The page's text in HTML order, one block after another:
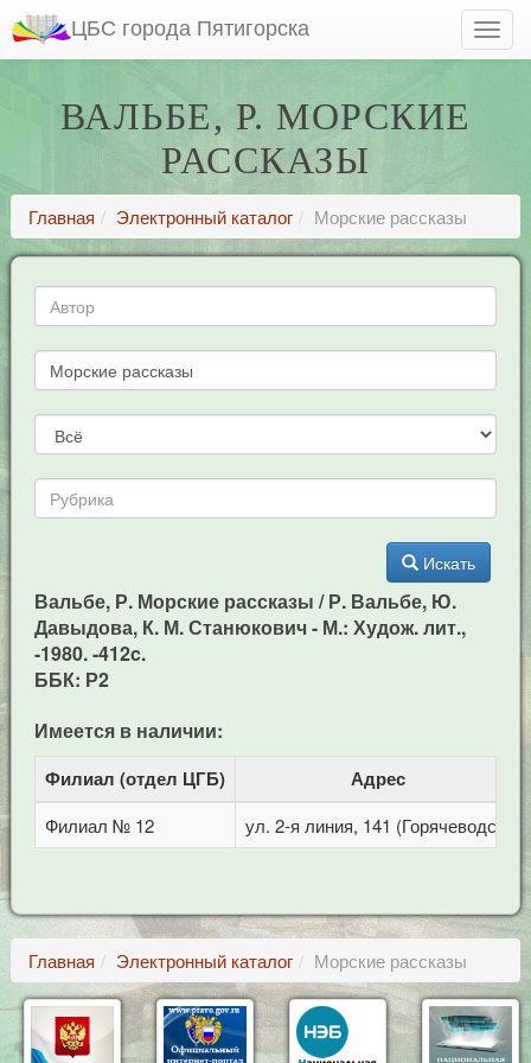
ЦБС города Пятигорска
ВАЛЬБЕ, Р. МОРСКИЕ
РАССКАЗЫ
Главная Электронный каталог Морские рассказы
Искать
Вальбе, Р. Морские рассказы / Р. Вальбе, Ю.
Давыдова, К. М. Станюкович - М.: Худож. лит.,
-1980. -412c.
ББК: Р2
Имеется в наличии:
Филиал (отдел ЦГБ) Адрес
Филиал № 12 ул. 2-я линия, 141 (Горячеводск)
Главная Электронный каталог Морские рассказы